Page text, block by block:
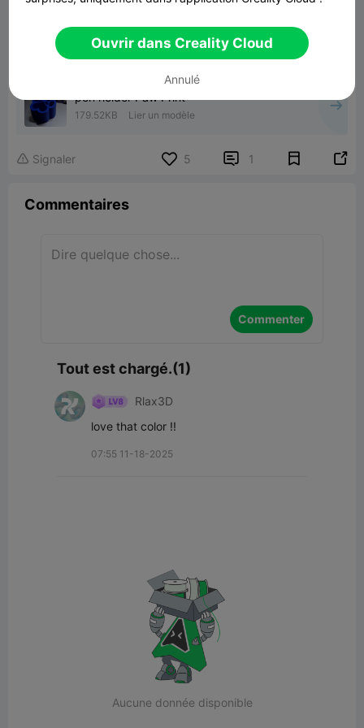
pen holder Paw Print
179.52KB Lier un modèle
 Signaler 5  1 
Commentaires
Commenter
Tout est chargé.(1)
Rlax3D
love that color !!
07:55 11-18-2025
Aucune donnée disponible
Ouvrir dans Creality Cloud
Annulé